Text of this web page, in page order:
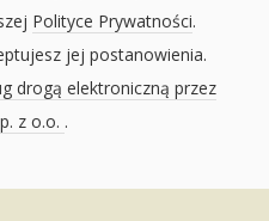
Polityce Prywatności.
jej postanowienia.
drogą elektroniczną przez
z o.o. .